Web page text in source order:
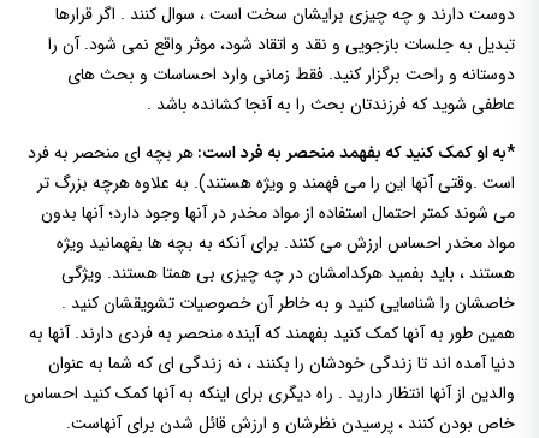
دوست دارند و چه چیزی برایشان سخت است ، سوال کنند . اگر قرارها
تبدیل به جلسات بازجویی و نقد و اتقاد شود، موثر واقع نمی شود. آن را
دوستانه و راحت برگزار کنید. فقط زمانی وارد احساسات و بحث های
عاطفی شوید که فرزندتان بحث را به آنجا کشانده باشد .
*به او کمک کنید که بفهمد منحصر به فرد است:هر بچه ای منحصر به فرد
است .وقتی آنها این را می فهمند و ویژه هستند). به علاوه هرچه بزرگ تر
می شوند کمتر احتمال استفاده از مواد مخدر در آنها وجود دارد؛ آنها بدون
مواد مخدر احساس ارزش می کنند. برای آنکه به بچه ها بفهمانید ویژه
هستند ، باید بفمید هرکدامشان در چه چیزی بی همتا هستند. ویژگی
خاصشان را شناسایی کنید و به خاطر آن خصوصیات تشویقشان کنید .
همین طور به آنها کمک کنید بفهمند که آینده منحصر به فردی دارند. آنها به
دنیا آمده اند تا زندگی خودشان را بکنند ، نه زندگی ای که شما به عنوان
والدین از آنها انتظار دارید . راه دیگری برای اینکه به آنها کمک کنید احساس
خاص بودن کنند ، پرسیدن نظرشان و ارزش قائل شدن برای آنهاست.